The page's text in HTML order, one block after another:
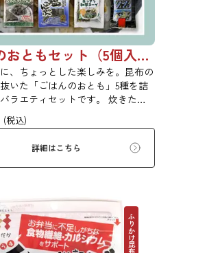
ごはんのおともセット（5個入り）【初回購入は20％OFF】
、ちょっとした楽しみを。昆布の
いた「ごはんのおとも」5種を詰
ラエティセットです。 炊きたて
るだけ、お弁当に添えるだけで、
さが広がります。ご自宅用にはも
ょっとした贈り物にもおすすめで
品はギフト仕様の化粧箱ではな
ボール梱包でのお届けとなりま
】
(税込)
詳細はこちら
ふりかけ昆布